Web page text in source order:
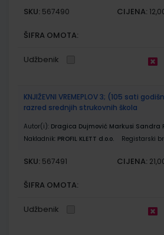
SKU: 567490 CIJENA:
ŠIFRA OMOTA:
Udžbenik
KNJIŽEVNI VREMEPLOV 3; (105 sati
razred srednjih strukovnih škola
Autor(i): Dragica Dujmović Markusi Sandra
Nakladnik: PROFIL KLETT d.o.o. Registarski
SKU: 567491 CIJENA:
ŠIFRA OMOTA:
Udžbenik